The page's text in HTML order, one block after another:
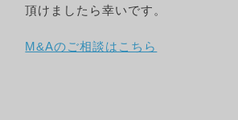
頂けましたら幸いです。
M&Aのご相談はこちら